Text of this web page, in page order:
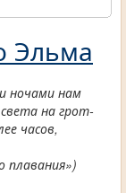
Эльма
ночами нам
на грот-
часов,
плавания»)